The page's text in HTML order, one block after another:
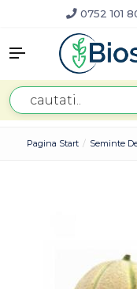
0752 101
Pagina Start Seminte